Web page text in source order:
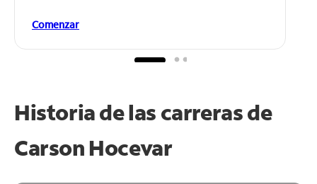
Comenzar
Historia de las carreras de
Carson Hocevar